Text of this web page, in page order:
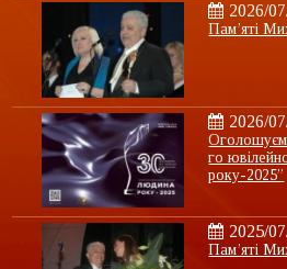
2026/
Пам’яті
2026/
го
року-2025”
2025/
Пам’яті